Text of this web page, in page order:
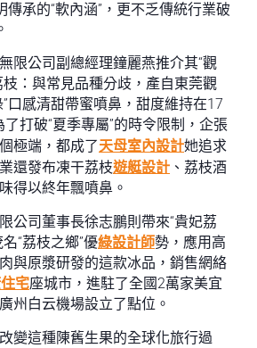
傳承的“軟內涵”，更不乏傳統行業破
限公司副總經理鐘麗燕推介其“觀
枝：與常見品種分歧，產自東莞觀
口感清甜帶蜜噴鼻，甜度維持在17
打破“夏季專屬”的時令限制，企張
極端，都成了天母室內設計她追求
還發布凍干荔枝遊艇設計 、荔枝酒
得以終年飄噴鼻。
公司董事長徐志鵬則帶來“貴妃荔
“荔枝之鄉”優綠設計師勢，應用高
與原漿研發的這款冰品，銷售網絡
宅座城市，進駐了全國2萬家美宜
州白云機場設立了點位。
變這種陳舊生果的全球化旅行過